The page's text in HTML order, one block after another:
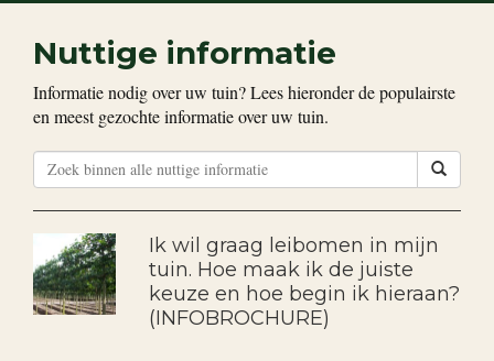
Nuttige informatie
Informatie nodig over uw tuin? Lees hieronder de populairste
en meest gezochte informatie over uw tuin.
Ik wil graag leibomen in mijn
tuin. Hoe maak ik de juiste
keuze en hoe begin ik hieraan?
(INFOBROCHURE)